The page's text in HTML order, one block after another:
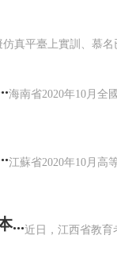
進行平衡
平衡
...